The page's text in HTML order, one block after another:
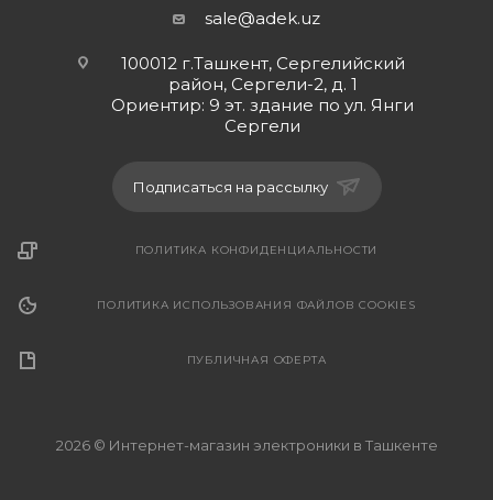
sale@adek.uz
100012 г.Ташкент, Сергелийский
район, Сергели-2, д. 1
Ориентир: 9 эт. здание по ул. Янги
Сергели
Подписаться на рассылку
ПОЛИТИКА КОНФИДЕНЦИАЛЬНОСТИ
ПОЛИТИКА ИСПОЛЬЗОВАНИЯ ФАЙЛОВ COOKIES
ПУБЛИЧНАЯ ОФЕРТА
2026 © Интернет-магазин электроники в Ташкенте